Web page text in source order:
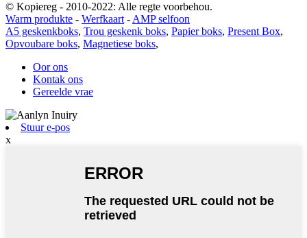
© Kopiereg - 2010-2022: Alle regte voorbehou.
Warm produkte - Werfkaart - AMP selfoon
A5 geskenkboks, Trou geskenk boks, Papier boks, Present Box,
Opvoubare boks, Magnetiese boks,
Oor ons
Kontak ons
Gereelde vrae
Stuur e-pos
x